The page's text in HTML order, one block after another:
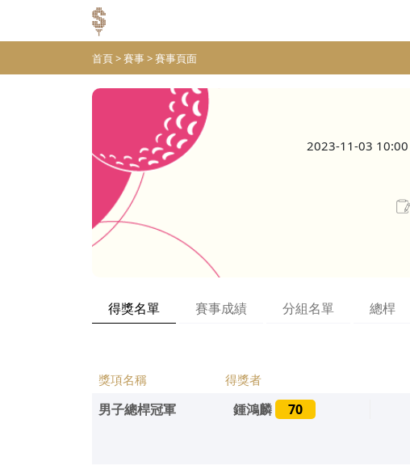
首頁>賽事>賽事頁面
2023-11-03 10:00
得獎名單 賽事成績 分組名單 總桿
獎項名稱 得獎者
男子總桿冠軍 鍾鴻麟 70